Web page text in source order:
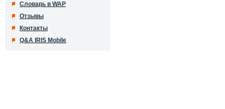
Словарь в WAP
Отзывы
Контакты
Q&A IRIS Mobile